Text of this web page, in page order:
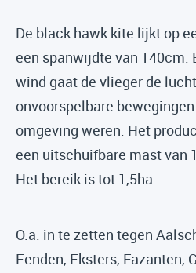
De black hawk kite lijkt op
een spanwijdte van 140cm.
wind gaat de vlieger de
onvoorspelbare
omgeving weren. Het
een uitschuifbare mast van
Het bereik is tot 1,5ha.
O.a. in te zetten tegen
Eenden, Eksters, Fazanten,